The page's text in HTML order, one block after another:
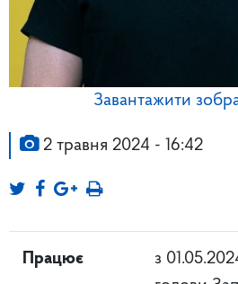
Завантажити
2 травня 2024 - 16:42
Працює
з